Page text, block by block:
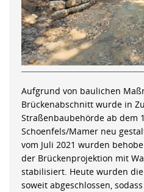
Aufgrund von baulichen
Brückenabschnitt wurde in
Straßenbaubehörde ab dem
Schoenfels/Mamer neu
vom Juli 2021 wurden
der Brückenprojektion mit
stabilisiert. Heute wurden
soweit abgeschlossen,